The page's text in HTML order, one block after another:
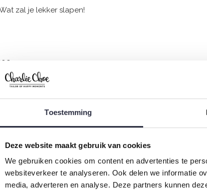
Toestemming
Deze website maakt gebruik van cookies
We gebruiken cookies om content en advertenties te
websiteverkeer te analyseren. Ook delen we informatie
media, adverteren en analyse. Deze partners kunnen
zal je lekker slapen!
Winter 2023
Cotton/ 5% Elastane
38